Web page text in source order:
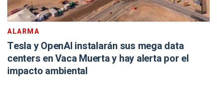
ALARMA
Tesla y OpenAI instalarán sus mega data
centers en Vaca Muerta y hay alerta por el
impacto ambiental